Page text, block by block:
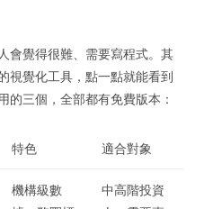
會覺得很難、需要寫程式。其
視覺化工具，點一點就能看到
的三個，全部都有免費版本：
特色 適合對象
機構級數
中高階投資